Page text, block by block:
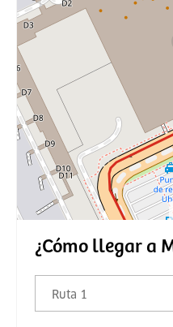
¿Cómo llegar a
Ruta 1